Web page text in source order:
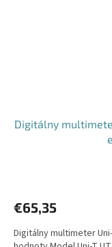
Digitálny
€65,35
Digitálny multimeter